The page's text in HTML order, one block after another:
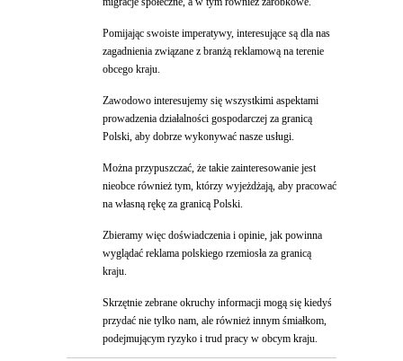
Pomijając swoiste imperatywy, interesujące są dla nas
zagadnienia związane z branżą reklamową na terenie
obcego kraju.
Zawodowo interesujemy się wszystkimi aspektami
prowadzenia działalności gospodarczej za granicą
Polski, aby dobrze wykonywać nasze usługi.
Można przypuszczać, że takie zainteresowanie jest
nieobce również tym, którzy wyjeżdżają, aby pracować
na własną rękę za granicą Polski.
Zbieramy więc doświadczenia i opinie, jak powinna
wyglądać reklama polskiego rzemiosła za granicą
kraju.
Skrzętnie zebrane okruchy informacji mogą się kiedyś
przydać nie tylko nam, ale również innym śmiałkom,
podejmującym ryzyko i trud pracy w obcym kraju.